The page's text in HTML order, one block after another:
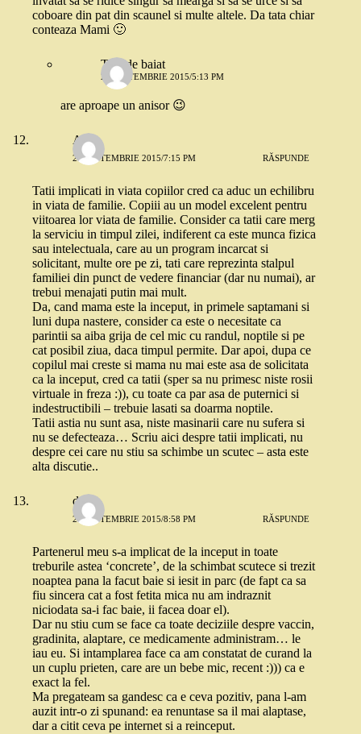
coboare din pat din scaunel si multe altele. Da tata chiar
conteaza Mami 🙂
Tata de baiat
21 SEPTEMBRIE 2015/5:13 PM
are aproape un anisor 😉
Ana
21 SEPTEMBRIE 2015/7:15 PM RĂSPUNDE
Tatii implicati in viata copiilor cred ca aduc un echilibru
in viata de familie. Copiii au un model excelent pentru
viitoarea lor viata de familie. Consider ca tatii care merg
la serviciu in timpul zilei, indiferent ca este munca fizica
sau intelectuala, care au un program incarcat si
solicitant, multe ore pe zi, tati care reprezinta stalpul
familiei din punct de vedere financiar (dar nu numai), ar
trebui menajati putin mai mult.
Da, cand mama este la inceput, in primele saptamani si
luni dupa nastere, consider ca este o necesitate ca
parintii sa aiba grija de cel mic cu randul, noptile si pe
cat posibil ziua, daca timpul permite. Dar apoi, dupa ce
copilul mai creste si mama nu mai este asa de solicitata
ca la inceput, cred ca tatii (sper sa nu primesc niste rosii
virtuale in freza :)), cu toate ca par asa de puternici si
indestructibili – trebuie lasati sa doarma noptile.
Tatii astia nu sunt asa, niste masinarii care nu sufera si
nu se defecteaza… Scriu aici despre tatii implicati, nu
despre cei care nu stiu sa schimbe un scutec – asta este
alta discutie..
dana
21 SEPTEMBRIE 2015/8:58 PM RĂSPUNDE
Partenerul meu s-a implicat de la inceput in toate
treburile astea ‘concrete’, de la schimbat scutece si trezit
noaptea pana la facut baie si iesit in parc (de fapt ca sa
fiu sincera cat a fost fetita mica nu am indraznit
niciodata sa-i fac baie, ii facea doar el).
Dar nu stiu cum se face ca toate deciziile despre vaccin,
gradinita, alaptare, ce medicamente administram… le
iau eu. Si intamplarea face ca am constatat de curand la
un cuplu prieten, care are un bebe mic, recent :))) ca e
exact la fel.
Ma pregateam sa gandesc ca e ceva pozitiv, pana l-am
auzit intr-o zi spunand: ea renuntase sa il mai alaptase,
dar a citit ceva pe internet si a reinceput.